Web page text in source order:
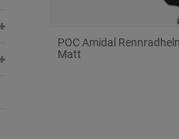
POC Amidal
Matt